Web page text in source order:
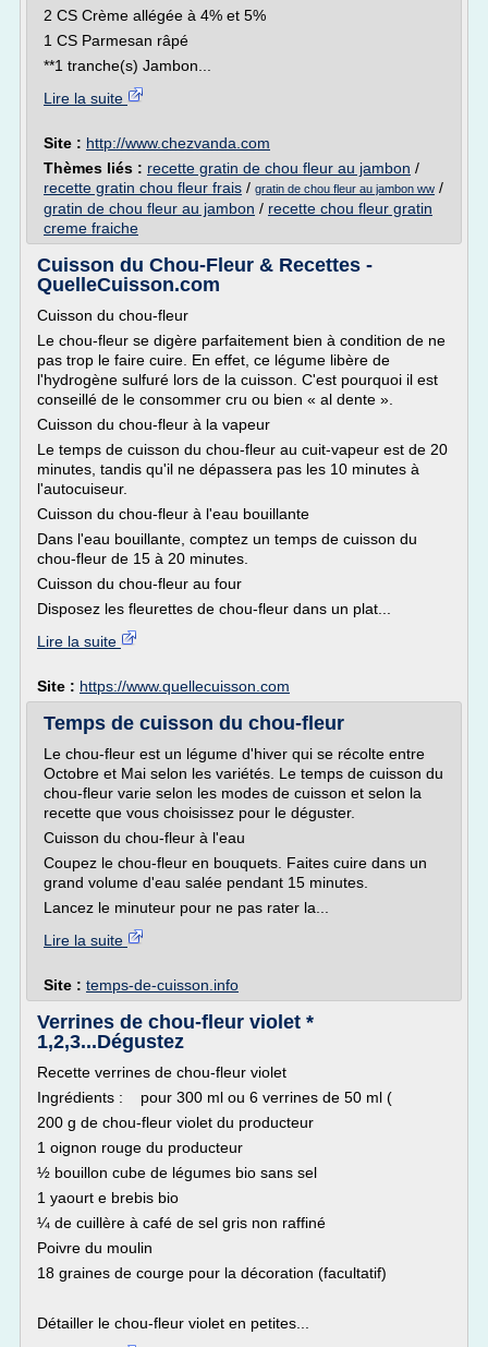
2 CS Crème allégée à 4% et 5%
1 CS Parmesan râpé
**1 tranche(s) Jambon...
Lire la suite
Site : http://www.chezvanda.com
Thèmes liés : recette gratin de chou fleur au jambon /
recette gratin chou fleur frais / gratin de chou fleur au jambon ww /
gratin de chou fleur au jambon / recette chou fleur gratin
creme fraiche
Cuisson du Chou-Fleur & Recettes -
QuelleCuisson.com
Cuisson du chou-fleur
Le chou-fleur se digère parfaitement bien à condition de ne
pas trop le faire cuire. En effet, ce légume libère de
l'hydrogène sulfuré lors de la cuisson. C'est pourquoi il est
conseillé de le consommer cru ou bien « al dente ».
Cuisson du chou-fleur à la vapeur
Le temps de cuisson du chou-fleur au cuit-vapeur est de 20
minutes, tandis qu'il ne dépassera pas les 10 minutes à
l'autocuiseur.
Cuisson du chou-fleur à l'eau bouillante
Dans l'eau bouillante, comptez un temps de cuisson du
chou-fleur de 15 à 20 minutes.
Cuisson du chou-fleur au four
Disposez les fleurettes de chou-fleur dans un plat...
Lire la suite
Site : https://www.quellecuisson.com
Temps de cuisson du chou-fleur
Le chou-fleur est un légume d'hiver qui se récolte entre
Octobre et Mai selon les variétés. Le temps de cuisson du
chou-fleur varie selon les modes de cuisson et selon la
recette que vous choisissez pour le déguster.
Cuisson du chou-fleur à l'eau
Coupez le chou-fleur en bouquets. Faites cuire dans un
grand volume d'eau salée pendant 15 minutes.
Lancez le minuteur pour ne pas rater la...
Lire la suite
Site : temps-de-cuisson.info
Verrines de chou-fleur violet *
1,2,3...Dégustez
Recette verrines de chou-fleur violet
Ingrédients : pour 300 ml ou 6 verrines de 50 ml (
200 g de chou-fleur violet du producteur
1 oignon rouge du producteur
½ bouillon cube de légumes bio sans sel
1 yaourt e brebis bio
¼ de cuillère à café de sel gris non raffiné
Poivre du moulin
18 graines de courge pour la décoration (facultatif)
Détailler le chou-fleur violet en petites...